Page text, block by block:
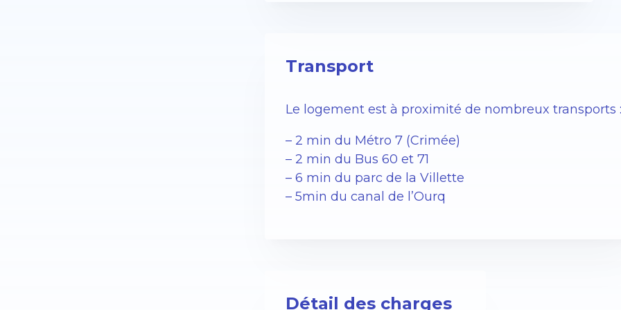
Transport
Le logement est à proximité de nombreux transports :
– 2 min du Métro 7 (Crimée)
– 2 min du Bus 60 et 71
– 6 min du parc de la Villette
– 5min du canal de l’Ourq
Détail des charges